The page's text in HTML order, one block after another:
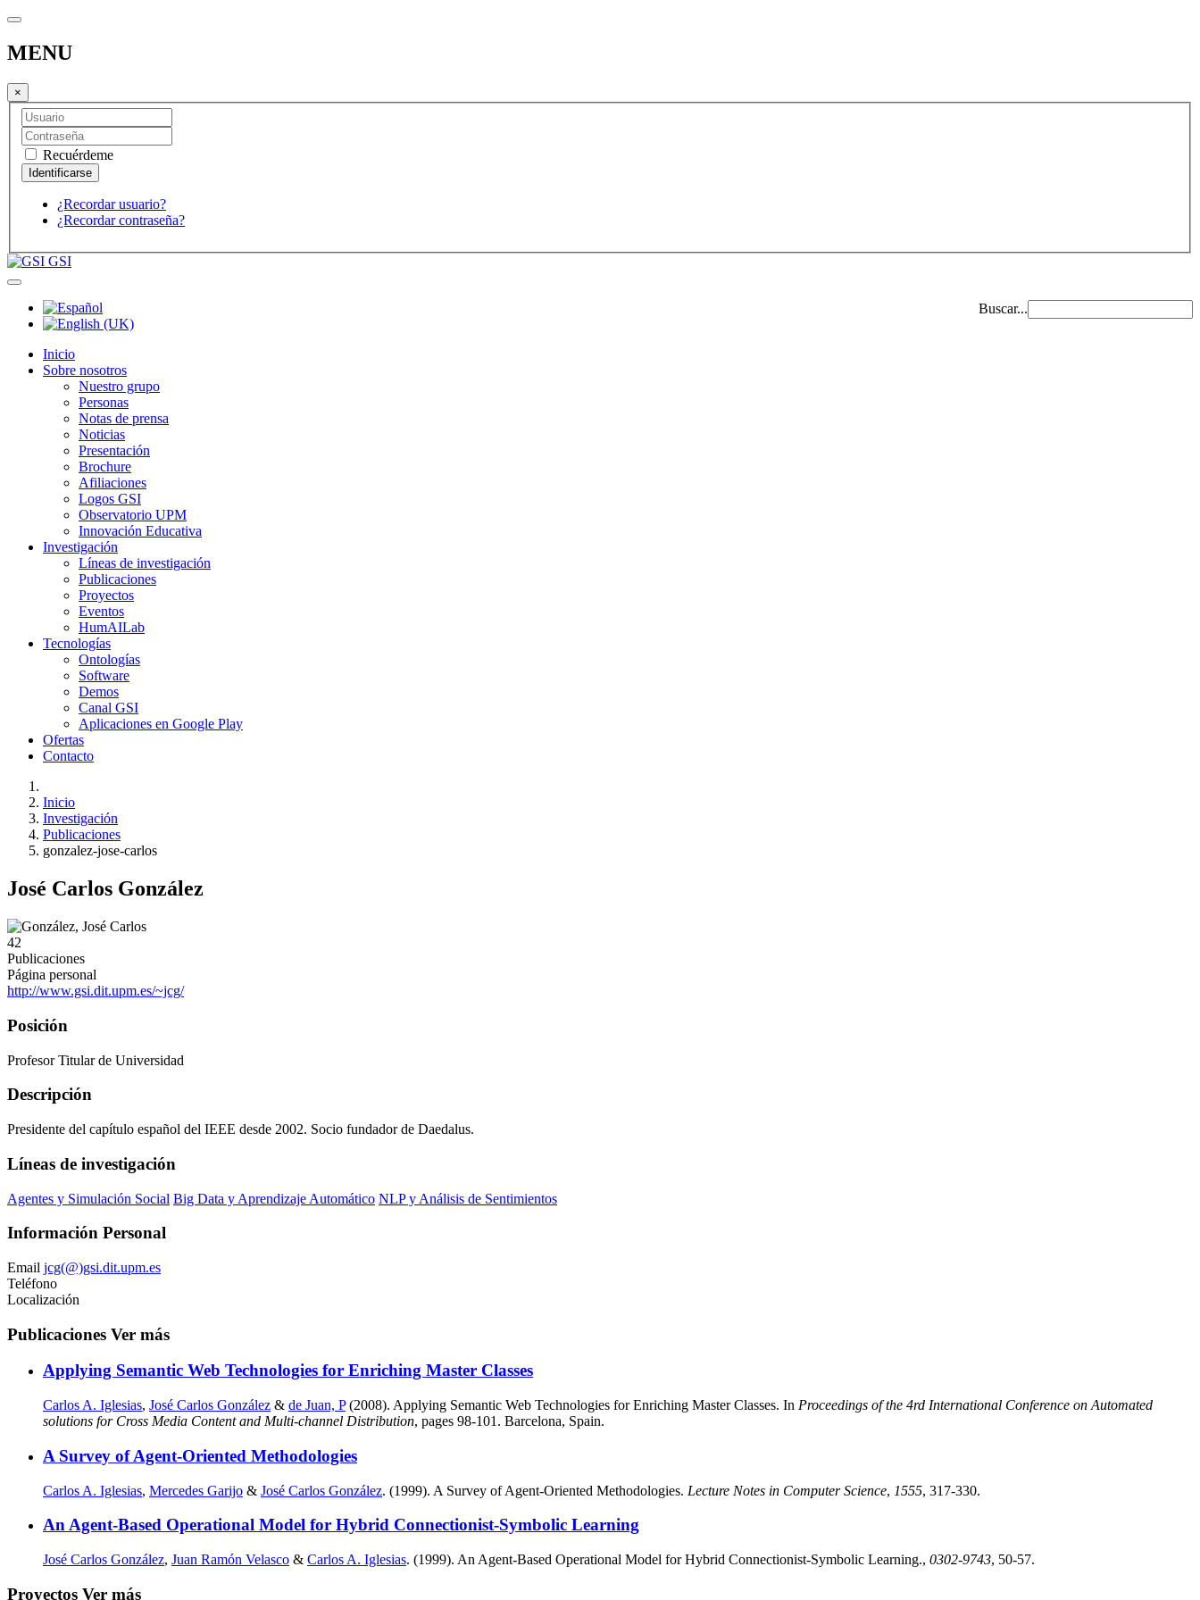
MENU
×
Recuérdeme
¿Recordar usuario?
¿Recordar contraseña?
GSI
Buscar...
Inicio
Sobre nosotros
Nuestro grupo
Personas
Notas de prensa
Noticias
Presentación
Brochure
Afiliaciones
Logos GSI
Observatorio UPM
Innovación Educativa
Investigación
Líneas de investigación
Publicaciones
Proyectos
Eventos
HumAILab
Tecnologías
Ontologías
Software
Demos
Canal GSI
Aplicaciones en Google Play
Ofertas
Contacto
Inicio
Investigación
Publicaciones
gonzalez-jose-carlos
José Carlos González
42
Publicaciones
Página personal
http://www.gsi.dit.upm.es/~jcg/
Posición
Profesor Titular de Universidad
Descripción
Presidente del capítulo español del IEEE desde 2002. Socio fundador de Daedalus.
Líneas de investigación
Agentes y Simulación Social Big Data y Aprendizaje Automático NLP y Análisis de Sentimientos
Información Personal
Email jcg(@)gsi.dit.upm.es
Teléfono
Localización
Publicaciones Ver más
Applying Semantic Web Technologies for Enriching Master Classes
Carlos A. Iglesias, José Carlos González & de Juan, P(2008). Applying Semantic Web Technologies for Enriching Master Classes. In Proceedings of the 4rd International Conference on Automated
solutions for Cross Media Content and Multi-channel Distribution, pages 98-101. Barcelona, Spain.
A Survey of Agent-Oriented Methodologies
Carlos A. Iglesias, Mercedes Garijo & José Carlos González. (1999). A Survey of Agent-Oriented Methodologies. Lecture Notes in Computer Science, 1555, 317-330.
An Agent-Based Operational Model for Hybrid Connectionist-Symbolic Learning
José Carlos González, Juan Ramón Velasco & Carlos A. Iglesias. (1999). An Agent-Based Operational Model for Hybrid Connectionist-Symbolic Learning., 0302-9743, 50-57.
Proyectos Ver más